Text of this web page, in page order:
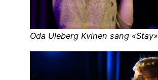
Oda Uleberg Kvinen sang «Stay»